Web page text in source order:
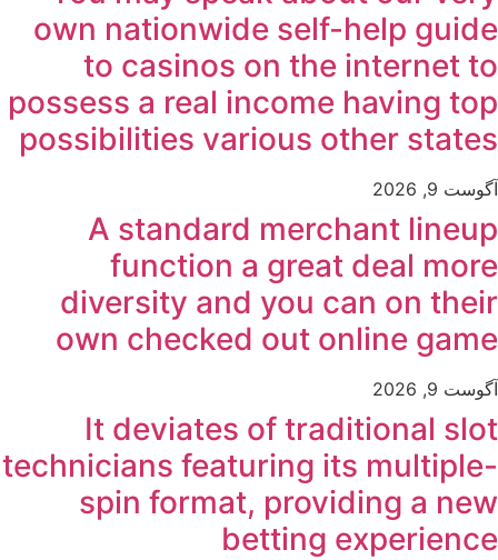
own nationwide self-help guide
to casinos on the internet to
possess a real income having top
possibilities various other states
آگوست 9, 2026
A standard merchant lineup
function a great deal more
diversity and you can on their
own checked out online game
آگوست 9, 2026
It deviates of traditional slot
technicians featuring its multiple-
spin format, providing a new
betting experience